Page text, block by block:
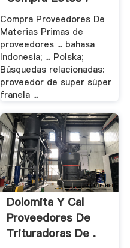
Compra Proveedores De
Materias Primas de
proveedores ... bahasa
Indonesia; ... Polska;
Búsquedas relacionadas:
proveedor de super súper
franela ...
Dolomita Y Cal
Proveedores De
Trituradoras De .